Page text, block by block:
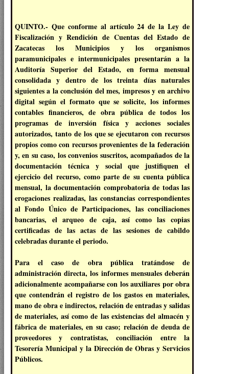
QUINTO.- Que conforme al artículo 24 de la Ley de
Fiscalización y Rendición de Cuentas del Estado de
Zacatecas los Municipios y los organismos
paramunicipales e intermunicipales presentarán a la
Auditoría Superior del Estado, en forma mensual
consolidada y dentro de los treinta días naturales
siguientes a la conclusión del mes, impresos y en archivo
digital según el formato que se solicite, los informes
contables financieros, de obra pública de todos los
programas de inversión física y acciones sociales
autorizados, tanto de los que se ejecutaron con recursos
propios como con recursos provenientes de la federación
y, en su caso, los convenios suscritos, acompañados de la
documentación técnica y social que justifiquen el
ejercicio del recurso, como parte de su cuenta pública
mensual, la documentación comprobatoria de todas las
erogaciones realizadas, las constancias correspondientes
al Fondo Único de Participaciones, las conciliaciones
bancarias, el arqueo de caja, así como las copias
certificadas de las actas de las sesiones de cabildo
celebradas durante el periodo.
Para el caso de obra pública tratándose de
administración directa, los informes mensuales deberán
adicionalmente acompañarse con los auxiliares por obra
que contendrán el registro de los gastos en materiales,
mano de obra e indirectos, relación de entradas y salidas
de materiales, así como de las existencias del almacén y
fábrica de materiales, en su caso; relación de deuda de
proveedores y contratistas, conciliación entre la
Tesorería Municipal y la Dirección de Obras y Servicios
Públicos.